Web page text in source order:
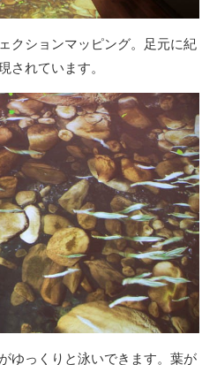
クションマッピング。足元に紀
されています。
ゆっくりと泳いできます。葉が